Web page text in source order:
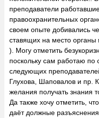
преподаватели
правоохранительных
своем опыте добивались
ставящих на место органы
). Могу отметить
поскольку сам работаю по
следующих
Глухова, Шаповалов и пр.
желания получать знания
Да также хочу отметить,
даёт должные